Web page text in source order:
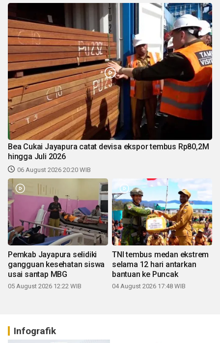
Bea Cukai Jayapura catat devisa ekspor tembus Rp80,2M
hingga Juli 2026
06 August 2026 20:20 WIB
Pemkab Jayapura selidiki
gangguan kesehatan siswa
usai santap MBG
05 August 2026 12:22 WIB
TNI tembus medan ekstrem
selama 12 hari antarkan
bantuan ke Puncak
04 August 2026 17:48 WIB
Infografik